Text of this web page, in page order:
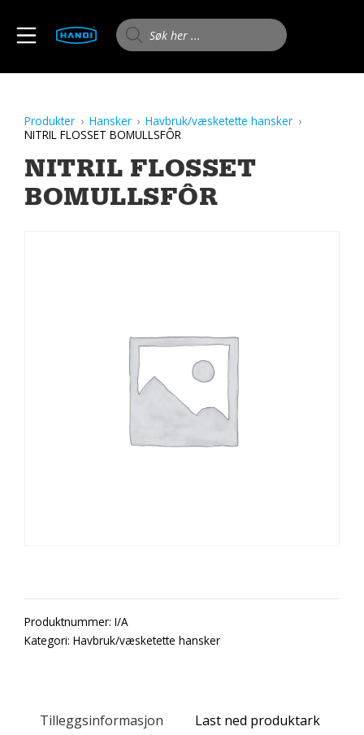
contentMOBILE MENU
HANDI AS
Products search
Produkter Hansker
Havbruk/væsketette hansker
NITRIL FLOSSET BOMULLSFÔR
NITRIL FLOSSET
BOMULLSFÔR
Produktnummer: I/A
Kategori: Havbruk/væsketette hansker
Tilleggsinformasjon Last ned produktark